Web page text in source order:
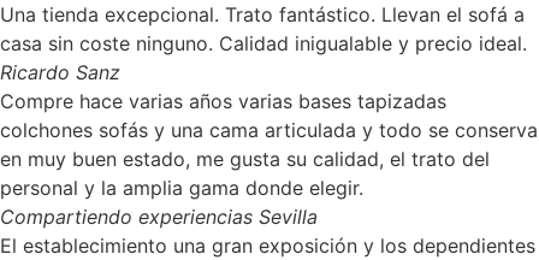
Una tienda excepcional. Trato fantástico. Llevan el sofá a
casa sin coste ninguno. Calidad inigualable y precio ideal.
Ricardo Sanz
Compre hace varias años varias bases tapizadas
colchones sofás y una cama articulada y todo se conserva
en muy buen estado, me gusta su calidad, el trato del
personal y la amplia gama donde elegir.
Compartiendo experiencias Sevilla
El establecimiento una gran exposición y los dependientes